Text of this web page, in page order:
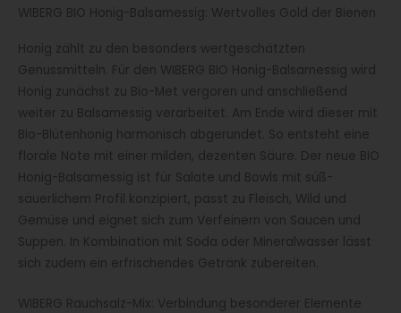
WIBERG BIO Honig-Balsamessig: Wertvolles Gold der Bienen
Honig zählt zu den besonders wertgeschätzten
Genussmitteln. Für den WIBERG BIO Honig-Balsamessig wird
Honig zunächst zu Bio-Met vergoren und anschließend
weiter zu Balsamessig verarbeitet. Am Ende wird dieser mit
Bio-Blütenhonig harmonisch abgerundet. So entsteht eine
florale Note mit einer milden, dezenten Säure. Der neue BIO
Honig-Balsamessig ist für Salate und Bowls mit süß-
säuerlichem Profil konzipiert, passt zu Fleisch, Wild und
Gemüse und eignet sich zum Verfeinern von Saucen und
Suppen. In Kombination mit Soda oder Mineralwasser lässt
sich zudem ein erfrischendes Getränk zubereiten.
WIBERG Rauchsalz-Mix: Verbindung besonderer Elemente